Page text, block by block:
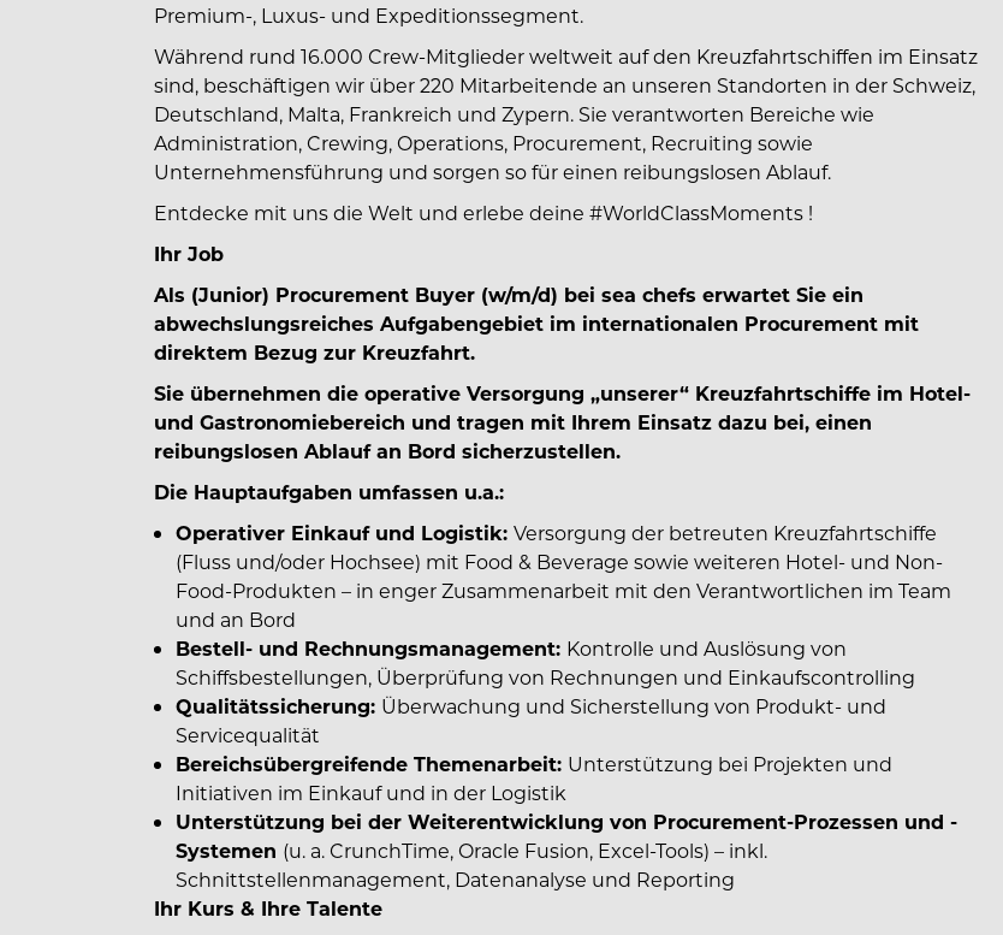
Premium-, Luxus- und Expeditionssegment.
Während rund 16.000 Crew-Mitglieder weltweit auf den Kreuzfahrtschiffen im Einsatz
sind, beschäftigen wir über 220 Mitarbeitende an unseren Standorten in der Schweiz,
Deutschland, Malta, Frankreich und Zypern. Sie verantworten Bereiche wie
Administration, Crewing, Operations, Procurement, Recruiting sowie
Unternehmensführung und sorgen so für einen reibungslosen Ablauf.
Entdecke mit uns die Welt und erlebe deine #WorldClassMoments !
Ihr Job
Als (Junior) Procurement Buyer (w⁠/⁠m⁠/⁠d) bei sea chefs erwartet Sie ein
abwechslungsreiches Aufgabengebiet im internationalen Procurement mit
direktem Bezug zur Kreuzfahrt.
Sie übernehmen die operative Versorgung „unserer“ Kreuzfahrtschiffe im Hotel-
und Gastronomiebereich und tragen mit Ihrem Einsatz dazu bei, einen
reibungslosen Ablauf an Bord sicherzustellen.
Die Hauptaufgaben umfassen u.a.:
Operativer Einkauf und Logistik: Versorgung der betreuten Kreuzfahrtschiffe
(Fluss und/oder Hochsee) mit Food & Beverage sowie weiteren Hotel- und Non-
Food-Produkten – in enger Zusammenarbeit mit den Verantwortlichen im Team
und an Bord
Bestell- und Rechnungsmanagement: Kontrolle und Auslösung von
Schiffsbestellungen, Überprüfung von Rechnungen und Einkaufscontrolling
Qualitätssicherung: Überwachung und Sicherstellung von Produkt- und
Servicequalität
Bereichsübergreifende Themenarbeit: Unterstützung bei Projekten und
Initiativen im Einkauf und in der Logistik
Unterstützung bei der Weiterentwicklung von Procurement-Prozessen und -
Systemen (u. a. CrunchTime, Oracle Fusion, Excel-Tools) – inkl.
Schnittstellenmanagement, Datenanalyse und Reporting
Ihr Kurs & Ihre Talente